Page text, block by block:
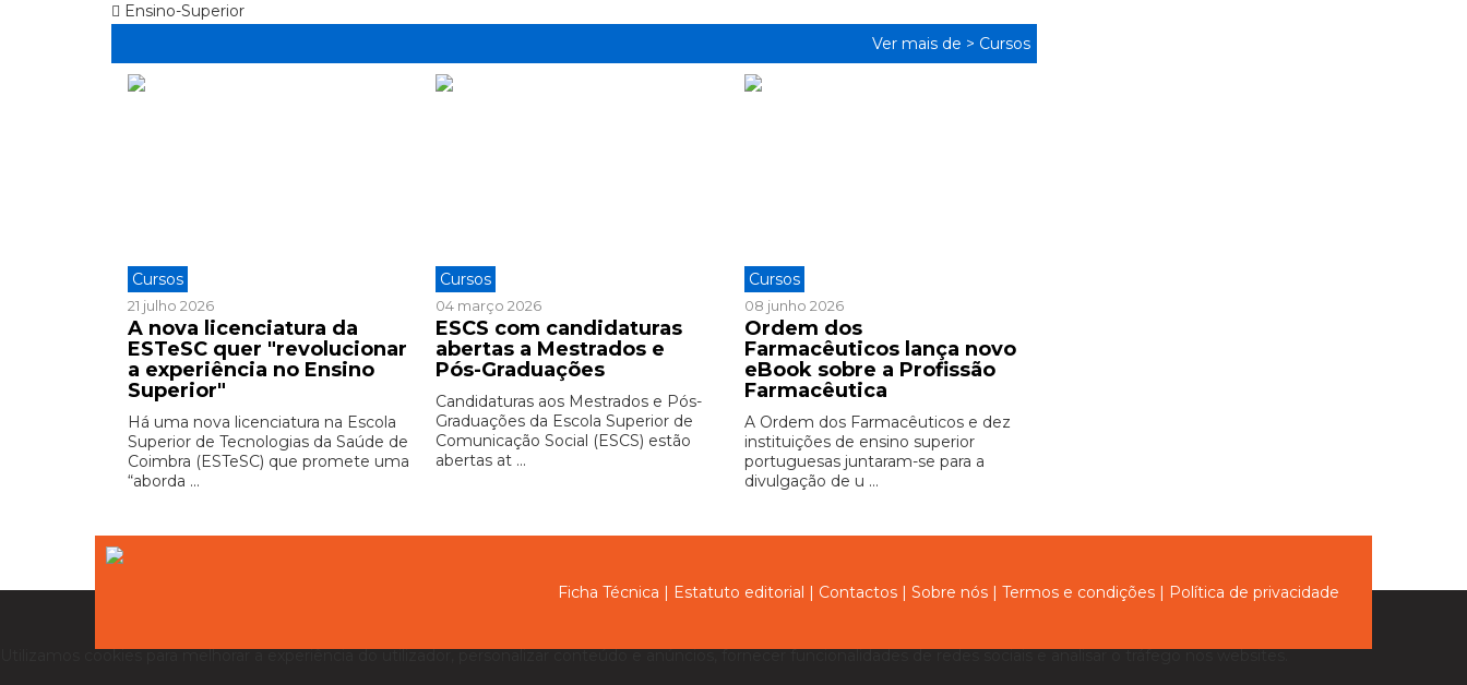
Ensino-Superior
Ver mais de > Cursos
Cursos
21 julho 2026
A nova licenciatura da
ESTeSC quer "revolucionar
a experiência no Ensino
Superior"
Há uma nova licenciatura na Escola
Superior de Tecnologias da Saúde de
Coimbra (ESTeSC) que promete uma
“aborda ...
Cursos
04 março 2026
ESCS com candidaturas
abertas a Mestrados e
Pós-Graduações
Candidaturas aos Mestrados e Pós-
Graduações da Escola Superior de
Comunicação Social (ESCS) estão
abertas at ...
Cursos
08 junho 2026
Ordem dos
Farmacêuticos lança novo
eBook sobre a Profissão
Farmacêutica
A Ordem dos Farmacêuticos e dez
instituições de ensino superior
portuguesas juntaram-se para a
divulgação de u ...
Ficha Técnica | Estatuto editorial | Contactos | Sobre nós | Termos e condições | Política de privacidade
Utilizamos cookies para melhorar a experiência do utilizador, personalizar conteúdo e anúncios, fornecer funcionalidades de redes sociais e analisar o tráfego nos websites.